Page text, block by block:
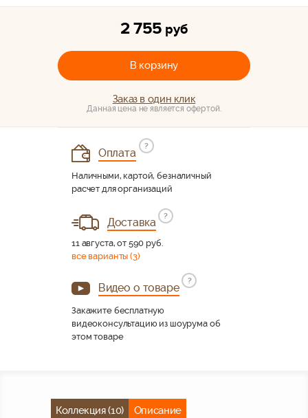
2 755 руб
В корзину
Заказ в один клик
Данная цена не является офертой.
Оплата
?
Наличными, картой, безналичный
расчет для организаций
Доставка
?
11 августа, от 590 руб.
все варианты (3)
Видео о товаре
?
Закажите бесплатную
видеоконсультацию из шоурума об
этом товаре
Коллекция (10) Описание